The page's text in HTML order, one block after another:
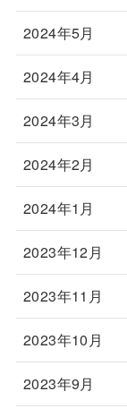
2024年5月
2024年4月
2024年3月
2024年2月
2024年1月
2023年12月
2023年11月
2023年10月
2023年9月